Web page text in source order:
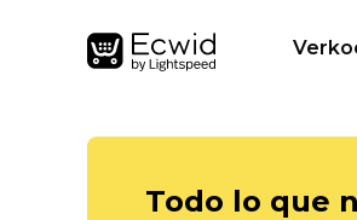
Todo lo que